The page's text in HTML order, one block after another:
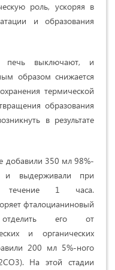
роль, ускоряя в
и образования
печь выключают, и
образом снижается
термической
образования
в результате
добавили 350 мл 98%-
и выдерживали при
течение 1 часа.
фталоцианиновый
его от
и органических
200 мл 5%-ного
На этой стадии